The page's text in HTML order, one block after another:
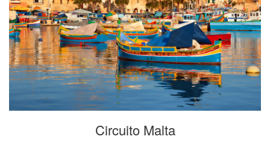
Circuito Malta